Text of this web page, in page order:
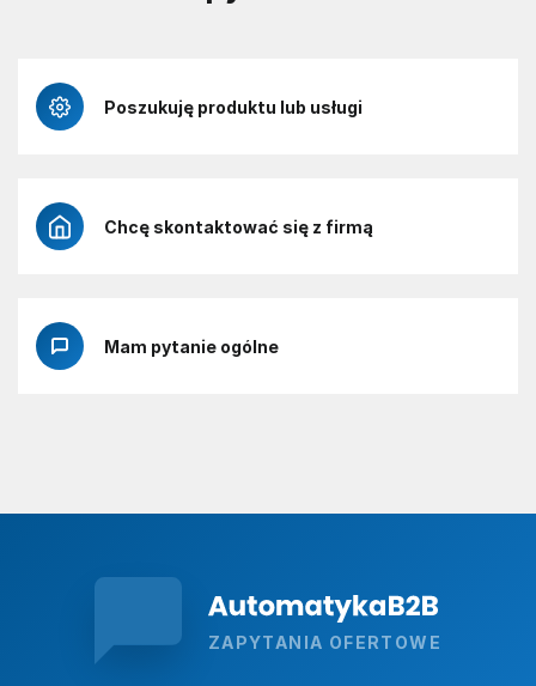
Poszukuję produktu lub usługi
Chcę skontaktować się z firmą
Mam pytanie ogólne
ZAPYTANIA OFERTOWE